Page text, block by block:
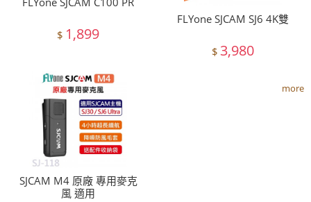
$ 1,899
FLYone SJCAM SJ6 4K雙
$ 3,980
SJCAM M4 原廠 專用麥克
風 適用
more